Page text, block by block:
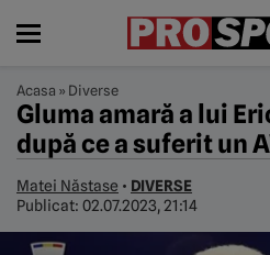
Acasa » Diverse
Gluma amară a lui
după ce a suferit un
Matei Năstase • DIVERSE
Publicat: 02.07.2023, 21:14